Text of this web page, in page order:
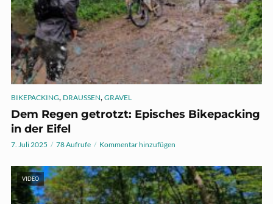
BIKEPACKING, DRAUSSEN, GRAVEL
Dem Regen getrotzt: Episches Bikepacking
in der Eifel
7. Juli 2025 78 Aufrufe Kommentar hinzufügen
VIDEO